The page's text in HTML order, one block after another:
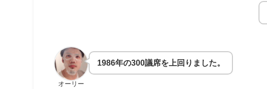
オーリー
1986年の300議席を上回りました。